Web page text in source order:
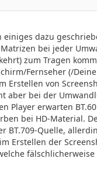
einiges dazu
bei jeder
zum Tragen
Fernseher (/Deine
Erstellen von
aber bei der
Player erwarten
bei HD-Material.
BT.709-Quelle,
Erstellen der
fälschlicherweise